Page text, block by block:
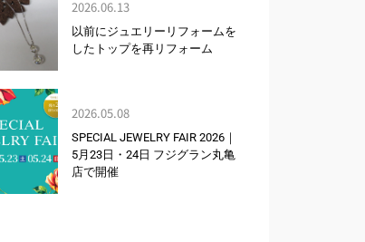
2026.06.13
以前にジュエリーリフォームを
したトップを再リフォーム
2026.05.08
SPECIAL JEWELRY FAIR 2026｜
5月23日・24日 フジグラン丸亀
店で開催